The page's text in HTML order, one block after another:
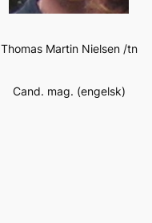
Thomas Martin Nielsen /tn
Cand. mag. (engelsk)